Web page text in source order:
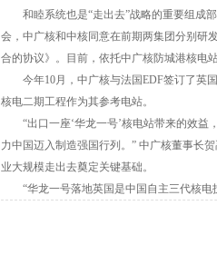
和睦系统也是“走出去”战略的重要组成
会，中广核和中核同意在前期两集团分别研
合的协议》。目前，依托中广核防城港核电
今年10月，中广核与法国EDF签订了英
核电二期工程作为其参考电站。
“出口一座‘华龙一号’核电站带来的效
力中国迈入制造强国行列。” 中广核董事长
业大规模走出去奠定关键基础。
“华龙一号落地英国是中国自主三代核